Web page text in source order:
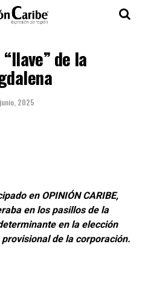
de la
2025
en OPINIÓN CARIBE,
en los pasillos de la
en la elección
de la corporación.